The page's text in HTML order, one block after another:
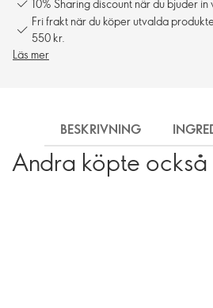
10% Sharing discount när du bjuder in
Fri frakt när du köper utvalda
550 kr.
Läs mer
BESKRIVNING
Andra köpte också